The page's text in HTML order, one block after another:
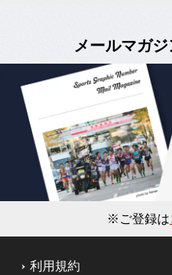
メールマガジ
※ご登録は
利用規約